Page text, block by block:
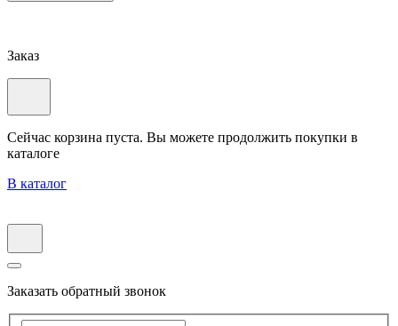
Заказ
Сейчас корзина пуста. Вы можете продолжить покупки в
каталоге
В каталог
Заказать обратный звонок